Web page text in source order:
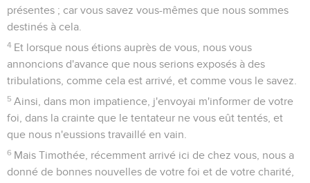
présentes ; car vous savez vous-mêmes que nous sommes
destinés à cela.
4 Et lorsque nous étions auprès de vous, nous vous
annoncions d'avance que nous serions exposés à des
tribulations, comme cela est arrivé, et comme vous le savez.
5 Ainsi, dans mon impatience, j'envoyai m'informer de votre
foi, dans la crainte que le tentateur ne vous eût tentés, et
que nous n'eussions travaillé en vain.
6 Mais Timothée, récemment arrivé ici de chez vous, nous a
donné de bonnes nouvelles de votre foi et de votre charité,